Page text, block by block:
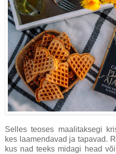
Selles teoses maalitaksegi
kes laamendavad ja tapavad.
kus nad teeks midagi head